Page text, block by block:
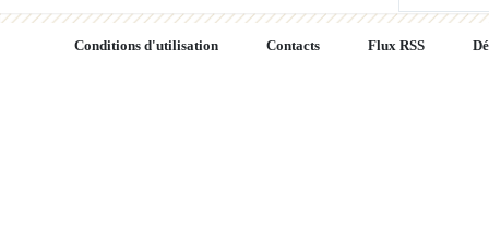
Conditions d'utilisation Contacts Flux RSS